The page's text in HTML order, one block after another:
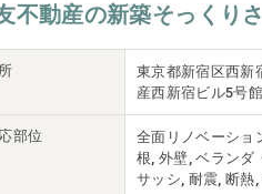
不動産の新築そっくり
東京都新宿区西新
産西新宿ビル5号館
部位
全面リノベーショ
根, 外壁, ベランダ
サッシ, 耐震, 断熱